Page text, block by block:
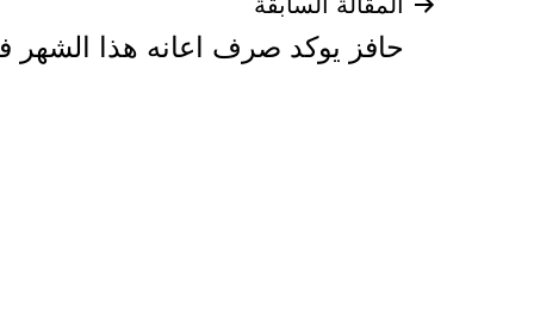
تصفّح
المقالات
حافز يوكد صرف اعانه هذا الشهر في 27 من